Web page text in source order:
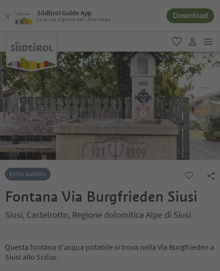
Südtirol Guide App
La guida digitale dell´Alto Adige Download
favoriti
user link
Edifici pubblici
Fontana Via Burgfrieden Siusi
Siusi, Castelrotto, Regione dolomitica Alpe di Siusi
Questa fontana d'acqua potabile si trova nella Via Burgfrieden a
Siusi allo Sciliar.